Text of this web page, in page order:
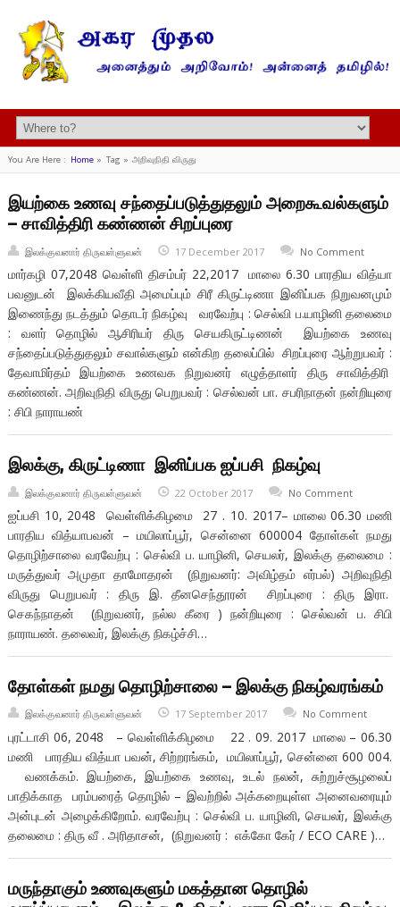
You Are Here : Home» Tag » அறிவுநிதி விருது
இயற்கை உணவு சந்தைப்படுத்துதலும் அறைகூவல்களும்
– சாவித்திரி கண்ணன் சிறப்புரை
இலக்குவனார் திருவள்ளுவன் 17 December 2017 No Comment
மார்கழி 07,2048 வெள்ளி திசம்பர் 22,2017 மாலை 6.30 பாரதிய வித்யா
பவனுடன் இலக்கியவீதி அமைப்பும் சிரீ கிருட்டிணா இனிப்பக நிறுவனமும்
இணைந்து நடத்தும் தொடர் நிகழ்வு வரவேற்பு : செல்வி ப.யாழினி தலைமை
: வளர் தொழில் ஆசிரியர் திரு செயகிருட்டிணன் இயற்கை உணவு
சந்தைப்படுத்துதலும் சவால்களும் என்கிற தலைப்பில் சிறப்புரை ஆற்றுபவர் :
தேவாமிர்தம் இயற்கை உணவக நிறுவனர் எழுத்தாளர் திரு சாவித்திரி
கண்ணன். அறிவுநிதி விருது பெறுபவர் : செல்வன் பா. சபரிநாதன் நன்றியுரை
: சிபி நாராயண்
இலக்கு, கிருட்டிணா இனிப்பக ஐப்பசி நிகழ்வு
இலக்குவனார் திருவள்ளுவன் 22 October 2017 No Comment
ஐப்பசி 10, 2048 வெள்ளிக்கிழமை 27 . 10. 2017– மாலை 06.30 மணி
பாரதிய வித்யாபவன் – மயிலாப்பூர், சென்னை 600004 தோள்கள் நமது
தொழிற்சாலை வரவேற்பு : செல்வி ப. யாழினி, செயலர், இலக்கு தலைமை :
மருத்துவர் அமுதா தாமோதரன் (நிறுவனர்: அவிழ்தம் எர்பல்) அறிவுநிதி
விருது பெறுபவர் : திரு இ. தீனசெந்தூரன் சிறப்புரை : திரு இரா.
செகந்நாதன் (நிறுவனர், நல்ல கீரை ) நன்றியுரை : செல்வன் ப. சிபி
நாராயண். தலைவர், இலக்கு நிகழ்ச்சி…
தோள்கள் நமது தொழிற்சாலை – இலக்கு நிகழ்வரங்கம்
இலக்குவனார் திருவள்ளுவன் 17 September 2017 No Comment
புரட்டாசி 06, 2048 – வெள்ளிக்கிழமை 22 . 09. 2017 மாலை – 06.30
மணி பாரதிய வித்யா பவன், சிற்றரங்கம், மயிலாப்பூர், சென்னை 600 004.
வணக்கம். இயற்கை, இயற்கை உணவு, உடல் நலன், சுற்றுச்சூழலைப்
பாதிக்காத பரம்பரைத் தொழில் – இவற்றில் அக்கறையுள்ள அனைவரையும்
அன்புடன் அழைக்கிறோம். வரவேற்பு : செல்வி ப. யாழினி, செயலர், இலக்கு
தலைமை : திரு வீ . அரிதாசன், (நிறுவனர் : எக்கோ கேர் / ECO CARE )…
மருந்தாகும் உணவுகளும் மகத்தான தொழில்